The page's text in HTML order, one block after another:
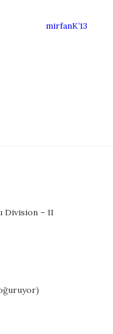
mirfanK’13
Division – II